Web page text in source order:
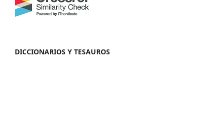
DICCIONARIOS Y TESAUROS